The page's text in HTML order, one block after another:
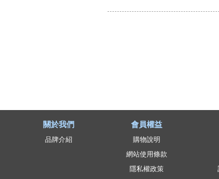
關於我們
品牌介紹
會員權益
購物說明
網站使用條款
隱私權政策